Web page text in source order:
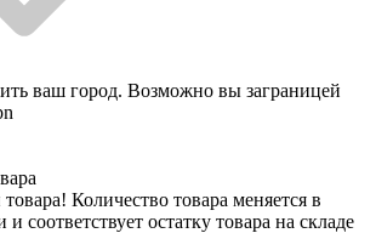
ваш город. Возможно вы заграницей
Количество товара меняется в
соответствует остатку товара на складе